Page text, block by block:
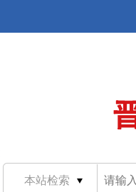
本站检索